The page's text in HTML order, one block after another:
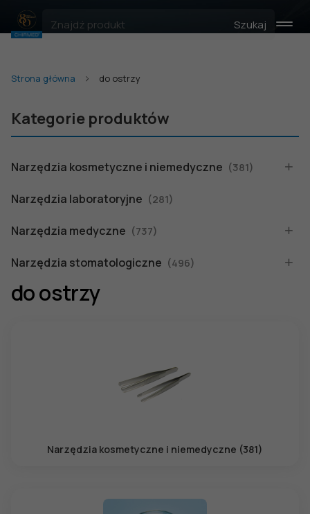
Szukaj
Strona główna do ostrzy
Kategorie produktów
Narzędzia kosmetyczne i niemedyczne (381)
Narzędzia laboratoryjne (281)
Narzędzia medyczne (737)
Narzędzia stomatologiczne (496)
do ostrzy
Narzędzia kosmetyczne i niemedyczne (381)